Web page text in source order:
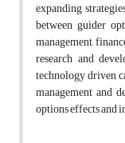
expanding
between guider
management,
research and
technology driven
management and
options effects and